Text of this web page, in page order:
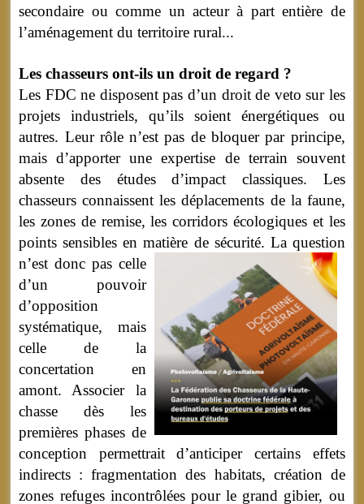
secondaire ou comme un acteur à part entière de
l’aménagement du territoire rural...
Les chasseurs ont-ils un droit de regard ?
Les FDC ne disposent pas d’un droit de veto sur les
projets industriels, qu’ils soient énergétiques ou
autres. Leur rôle n’est pas de bloquer par principe,
mais d’apporter une expertise de terrain souvent
absente des études d’impact classiques. Les
chasseurs connaissent les déplacements de la faune,
les zones de remise, les corridors écologiques et les
points sensibles en matière de sécurité. La question
n’est donc pas celle
d’un pouvoir
d’opposition
systématique, mais
celle de la
concertation en
amont. Associer la
chasse dès les
premières phases de
conception permettrait d’anticiper certains effets
indirects : fragmentation des habitats, création de
zones refuges incontrôlées pour le grand gibier, ou